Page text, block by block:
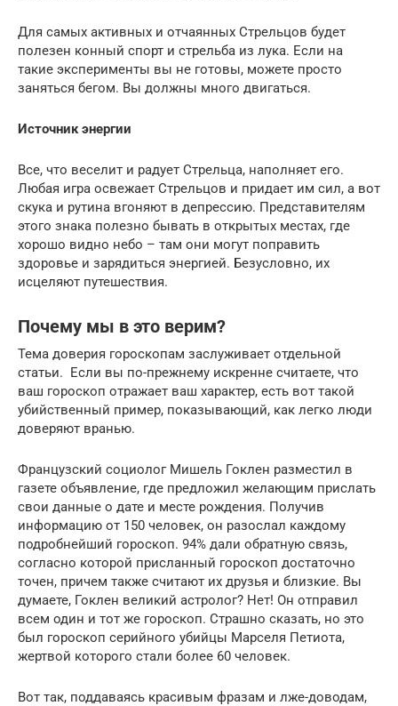
Для самых активных и отчаянных Стрельцов будет
полезен конный спорт и стрельба из лука. Если на
такие эксперименты вы не готовы, можете просто
заняться бегом. Вы должны много двигаться.
Источник энергии
Все, что веселит и радует Стрельца, наполняет его.
Любая игра освежает Стрельцов и придает им сил, а вот
скука и рутина вгоняют в депрессию. Представителям
этого знака полезно бывать в открытых местах, где
хорошо видно небо – там они могут поправить
здоровье и зарядиться энергией. Безусловно, их
исцеляют путешествия.
Почему мы в это верим?
Тема доверия гороскопам заслуживает отдельной
статьи. Если вы по-прежнему искренне считаете, что
ваш гороскоп отражает ваш характер, есть вот такой
убийственный пример, показывающий, как легко люди
доверяют вранью.
Французский социолог Мишель Гоклен разместил в
газете объявление, где предложил желающим прислать
свои данные о дате и месте рождения. Получив
информацию от 150 человек, он разослал каждому
подробнейший гороскоп. 94% дали обратную связь,
согласно которой присланный гороскоп достаточно
точен, причем также считают их друзья и близкие. Вы
думаете, Гоклен великий астролог? Нет! Он отправил
всем один и тот же гороскоп. Страшно сказать, но это
был гороскоп серийного убийцы Марселя Петиота,
жертвой которого стали более 60 человек.
Вот так, поддаваясь красивым фразам и лже-доводам,